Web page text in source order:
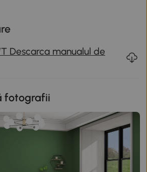
Descarca manualul de
fotografii